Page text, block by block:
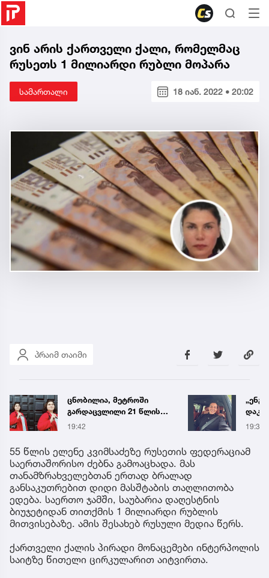
ვინ არის ქართველი ქალი, რომელმაც
რუსეთს 1 მილიარდი რუბლი მოპარა
სამართალი 18 იან. 2022 • 20:02
პრაიმ თაიმი
„ენგურთან
დაკავშირებით მინდა
ვთქვა...“ - გოგა მანიას
წინასწარმეტყველება
19:34 19:58
55 წლის ელენე კვიმსაძეზე რუსეთის ფედერაციამ
საერთაშორისო ძებნა გამოაცხადა. მას
თანამზრახველებთან ერთად ბრალად
განსაკუთრებით დიდი მასშტაბის თაღლითობა
ედება. საერთო ჯამში, საუბარია დაღესტნის
ბიუჯეტიდან თითქმის 1 მილიარდი რუბლის
მითვისებაზე. ამის შესახებ რუსული მედია წერს.
ქართველი ქალის პირადი მონაცემები ინტერპოლის
საიტზე წითელი ცირკულარით აიტვირთა.